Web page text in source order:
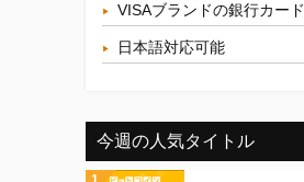
VISAブランドの銀行カード
日本語対応可能
今週の人気タイトル